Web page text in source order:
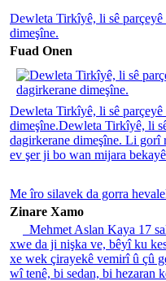
Dewleta Tirkîyê, li sê
dimeşîne.
Fuad Onen
Dewleta Tirkîyê, li sê
dimeşîne.Dewleta Tirkîyê, li
dagirkerane dimeşîne. Li gorî
ev şer ji bo wan mijara
Me îro silavek da gorra
Zinare Xamo
Mehmet Aslan Kaya 17
xwe da ji nişka ve, bêyî ku
xe wek çirayekê vemirî û çû
wî tenê, bi sedan, bi hezaran